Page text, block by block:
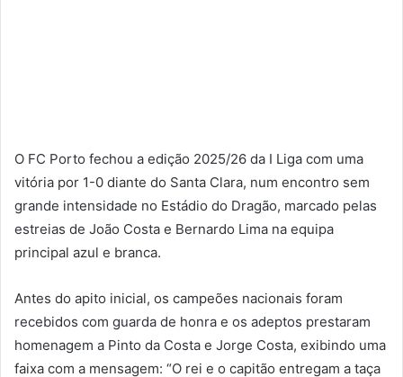
O FC Porto fechou a edição 2025/26 da I Liga com uma
vitória por 1-0 diante do Santa Clara, num encontro sem
grande intensidade no Estádio do Dragão, marcado pelas
estreias de João Costa e Bernardo Lima na equipa
principal azul e branca.
Antes do apito inicial, os campeões nacionais foram
recebidos com guarda de honra e os adeptos prestaram
homenagem a Pinto da Costa e Jorge Costa, exibindo uma
faixa com a mensagem: “O rei e o capitão entregam a taça